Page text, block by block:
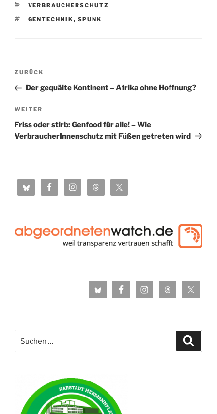
KATEGORIEN
VERBRAUCHERSCHUTZ
SCHLAGWÖRTER
GENTECHNIK , SPUNK
Beitragsnavigation
Vorheriger
Beitrag
ZURÜCK
Der gequälte Kontinent – Afrika ohne Hoffnung?
Nächster
Beitrag
WEITER
Friss oder stirb: Genfood für alle! – Wie
VerbraucherInnenschutz mit Füßen getreten wird
nach: